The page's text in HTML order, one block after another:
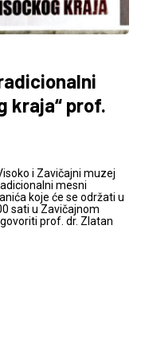
kraja“ prof.
i Zavičajni muzej
mesni
koje će se održati u
sati u Zavičajnom
prof. dr. Zlatan